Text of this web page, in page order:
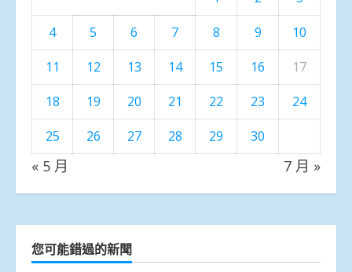
4
5 6 7 8 9
10
11
12 13 14 15 16
17
18
19 20 21 22 23
24
25
26 27 28 29 30
« 5 月 7 月 »
您可能錯過的新聞